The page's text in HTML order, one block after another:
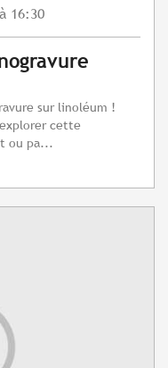
à 16:30
sur linoléum !
cette
ou pa...